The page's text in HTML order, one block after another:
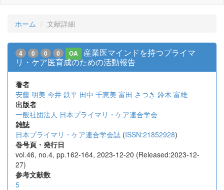
ホーム 文献詳細
4 0 0 0 OA
産業医マインドを持つプライマ
リ・ケア医育成のための活動報告
著者
安藤 明美 今井 鉄平 田中 千恵美 富田 さつき 鈴木 富雄
出版者
一般社団法人 日本プライマリ・ケア連合学会
雑誌
日本プライマリ・ケア連合学会誌 (ISSN:21852928)
巻号頁・発行日
vol.46, no.4, pp.162-164, 2023-12-20 (Released:2023-12-
27)
参考文献数
5